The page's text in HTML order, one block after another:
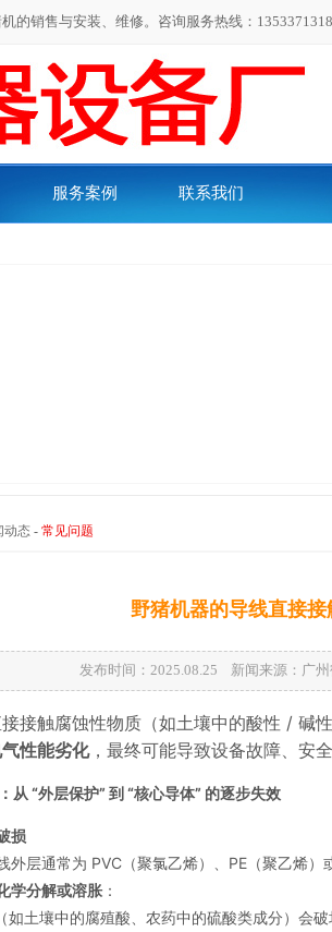
的销售与安装、维修。咨询服务热线：
服务案例 联系我们
动态 - 常见问题
野猪机器的导线直接
发布时间：2025.08.25 新闻来源：广
接触腐蚀性物质（如土壤中的酸性 / 碱
性能劣化，最终可能导致设备故障、安
从 “外层保护” 到 “核心导体” 的逐步失效
损
外层通常为 PVC（聚氯乙烯）、PE（聚乙烯
学分解或溶胀 ：
如土壤中的腐殖酸、农药中的硫酸类成分）会